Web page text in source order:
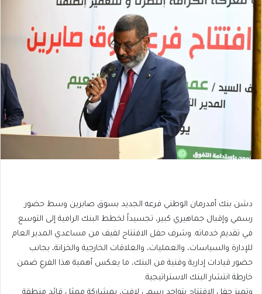
​دشن بنك أمدرمان الوطني فرعه الجديد بسوق صابرين وسط حضور
رسمي وإقبال جماهيري كبير، تجسيداً لخطط البنك الرامية إلى التوسع
في تقديم خدماته. وشرف حفل الافتتاح لفيف من مساعدي المدير العام
للإدارة والسياسات، والعمليات، والعلاقات الخارجية والخزانة، بجانب
حضور قيادات إدارية وفنية من البنك، ما يعكس أهمية هذا الفرع ضمن
خارطة انتشار البنك الاستراتيجية.